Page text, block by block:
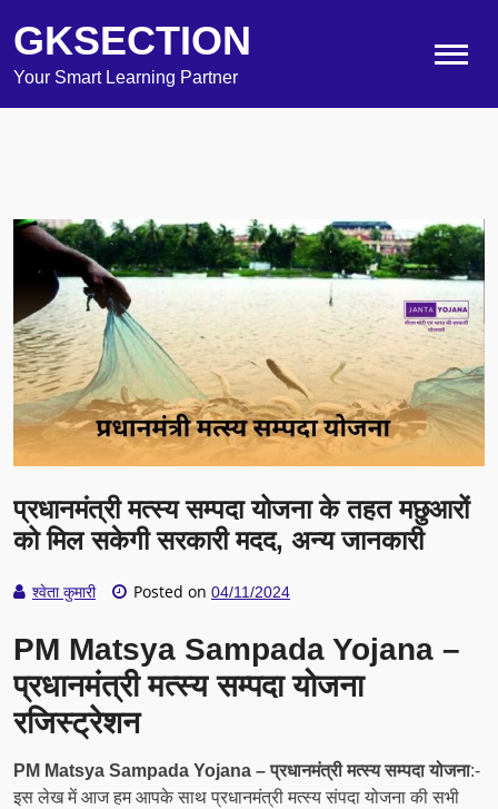
GKSECTION
Your Smart Learning Partner
प्रधानमंत्री मत्स्य सम्पदा योजना के तहत मछुआरों
को मिल सकेगी सरकारी मदद, अन्य जानकारी
श्वेता कुमारी Posted on 04/11/2024
PM Matsya Sampada Yojana –
प्रधानमंत्री मत्स्य सम्पदा योजना
रजिस्ट्रेशन
PM Matsya Sampada Yojana – प्रधानमंत्री मत्स्य सम्पदा योजना:-
इस लेख में आज हम आपके साथ प्रधानमंत्री मत्स्य संपदा योजना की सभी